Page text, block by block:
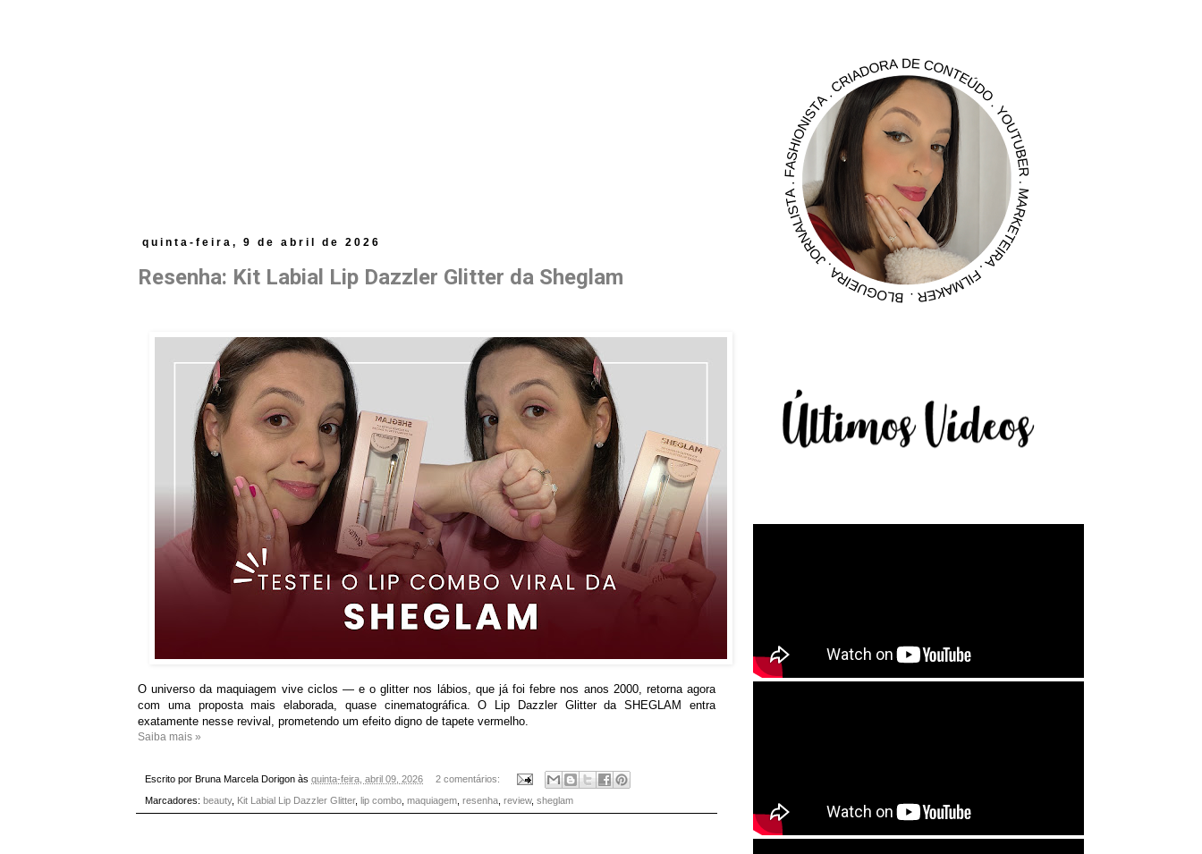
quinta-feira, 9 de abril de 2026
Resenha: Kit Labial Lip Dazzler Glitter da Sheglam
O universo da maquiagem vive ciclos — e o glitter nos lábios, que já foi febre nos anos 2000, retorna agora
com uma proposta mais elaborada, quase cinematográfica. O Lip Dazzler Glitter da SHEGLAM entra
exatamente nesse revival, prometendo um efeito digno de tapete vermelho.
Saiba mais »
Escrito por Bruna Marcela Dorigon às quinta-feira, abril 09, 2026 2 comentários:
Marcadores: beauty, Kit Labial Lip Dazzler Glitter, lip combo maquiagem resenha review, sheglam